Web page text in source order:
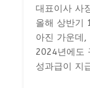
대표이사 사
올해 상반기
아진 가운데
2024년에도
성과급이 지